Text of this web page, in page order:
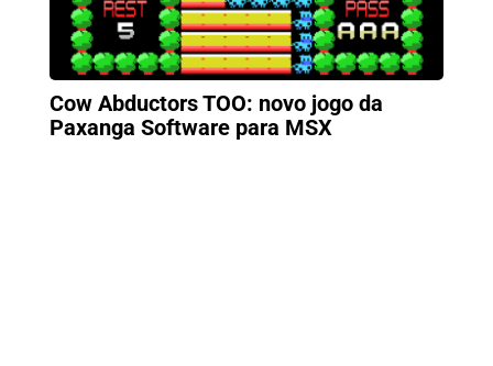
Cow Abductors TOO: novo jogo da
Paxanga Software para MSX